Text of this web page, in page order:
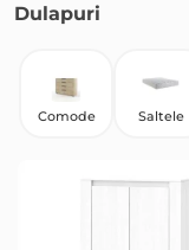
Dulapuri
Comode Saltele